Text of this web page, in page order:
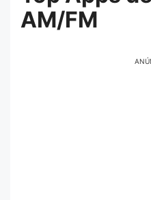
AM/FM